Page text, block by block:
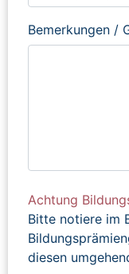
Bemerkungen /
Achtung
Bitte notiere im
diesen